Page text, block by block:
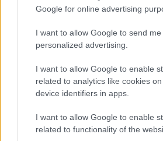
Google for online advertising
I want to allow Google to send me
personalized advertising.
I want to allow Google to enable
related to analytics like cookies
device identifiers in apps.
I want to allow Google to enable
related to functionality of the
Όπως εξήγησε, πρόκειται
θα μπορέσεινα αποτελέσει
βάση για τη νέα
22χρονου, προσφέροντάς
οικονομική ασφάλεια και